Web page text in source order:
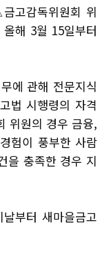
고감독위원회 위
해 3월 15일부터
에 관해 전문지식
법 시행령의 자격
위원의 경우 금융,
험이 풍부한 사람
을 충족한 경우 지
부터 새마을금고